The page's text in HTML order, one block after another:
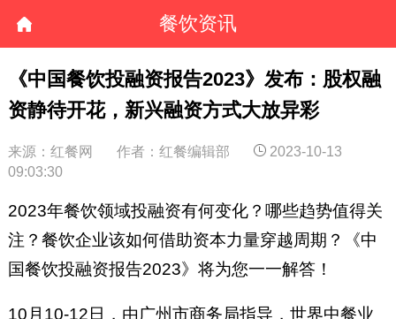
餐饮资讯
《中国餐饮投融资报告2023》发布：股权融
资静待开花，新兴融资方式大放异彩
来源：红餐网 作者：红餐编辑部
2023-10-13
09:03:30
2023年餐饮领域投融资有何变化？哪些趋势值得关
注？餐饮企业该如何借助资本力量穿越周期？《中
国餐饮投融资报告2023》将为您一一解答！
10月10-12日，由广州市商务局指导，世界中餐业